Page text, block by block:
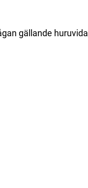
gällande huruvida